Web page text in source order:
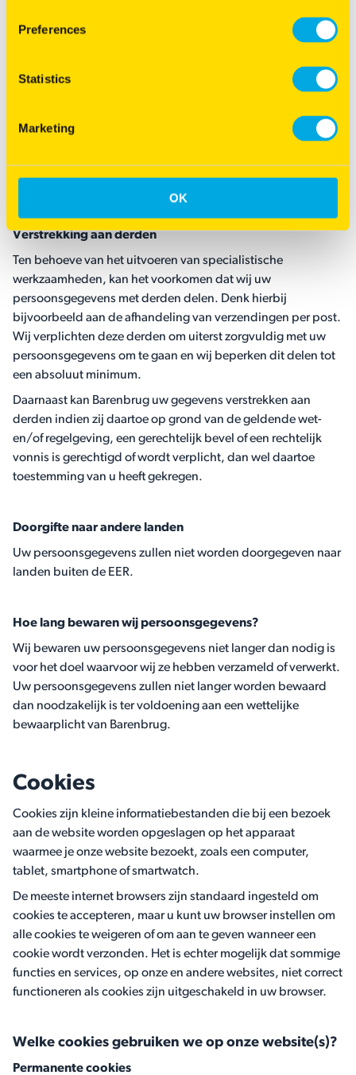
Preferences
Statistics
Marketing
OK
Onze werknemers zijn verplicht om de vertrouwelijkheid van
Wij nemen beveiligingsmaatregelen om misbruik van en
netwerkverbindingen via Secure Socket Layer (SSL)
dat de gegevens die via het internet tussen u en onze
systemen worden verstuurd, vertrouwelijk blijven.
Verstrekking aan derden
Ten behoeve van het uitvoeren van specialistische
werkzaamheden, kan het voorkomen dat wij uw
persoonsgegevens met derden delen. Denk hierbij
bijvoorbeeld aan de afhandeling van verzendingen per post.
Wij verplichten deze derden om uiterst zorgvuldig met uw
persoonsgegevens om te gaan en wij beperken dit delen tot
een absoluut minimum.
Daarnaast kan Barenbrug uw gegevens verstrekken aan
derden indien zij daartoe op grond van de geldende wet-
en/of regelgeving, een gerechtelijk bevel of een rechtelijk
vonnis is gerechtigd of wordt verplicht, dan wel daartoe
toestemming van u heeft gekregen.
Doorgifte naar andere landen
Uw persoonsgegevens zullen niet worden doorgegeven naar
landen buiten de EER.
Hoe lang bewaren wij persoonsgegevens?
Wij bewaren uw persoonsgegevens niet langer dan nodig is
voor het doel waarvoor wij ze hebben verzameld of verwerkt.
Uw persoonsgegevens zullen niet langer worden bewaard
dan noodzakelijk is ter voldoening aan een wettelijke
bewaarplicht van Barenbrug.
Cookies
Cookies zijn kleine informatiebestanden die bij een bezoek
aan de website worden opgeslagen op het apparaat
waarmee je onze website bezoekt, zoals een computer,
tablet, smartphone of smartwatch.
De meeste internet browsers zijn standaard ingesteld om
cookies te accepteren, maar u kunt uw browser instellen om
alle cookies te weigeren of om aan te geven wanneer een
cookie wordt verzonden. Het is echter mogelijk dat sommige
functies en services, op onze en andere websites, niet correct
functioneren als cookies zijn uitgeschakeld in uw browser.
Welke cookies gebruiken we op onze website(s)?
Permanente cookies